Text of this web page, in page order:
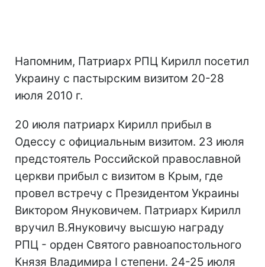
Напомним, Патриарх РПЦ Кирилл посетил
Украину с пастырским визитом 20-28
июля 2010 г.
20 июля патриарх Кирилл прибыл в
Одессу с официальным визитом. 23 июля
предстоятель Российской православной
церкви прибыл с визитом в Крым, где
провел встречу с Президентом Украины
Виктором Януковичем. Патриарх Кирилл
вручил В.Януковичу высшую награду
РПЦ - орден Святого равноапостольного
Князя Владимира I степени. 24-25 июля